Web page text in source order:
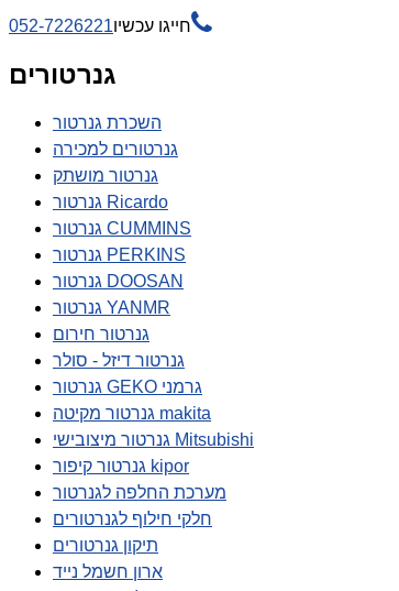
חייגו עכשיו052-7226221 
גנרטורים
השכרת גנרטור
גנרטורים למכירה
גנרטור מושתק
גנרטור Ricardo
גנרטור CUMMINS
גנרטור PERKINS
גנרטור DOOSAN
גנרטור YANMR
גנרטור חירום
גנרטור דיזל - סולר
גנרטור GEKO גרמני
גנרטור מקיטה makita
גנרטור מיצובישי Mitsubishi
גנרטור קיפור kipor
מערכת החלפה לגנרטור
חלקי חילוף לגנרטורים
תיקון גנרטורים
ארון חשמל נייד